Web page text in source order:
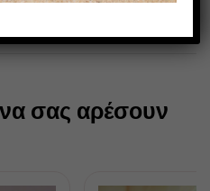
σας αρέσουν